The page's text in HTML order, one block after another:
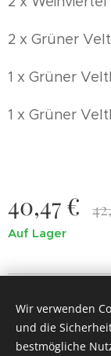
2 x Grüner
1 x Grüner
1 x Grüner
40,47 €
Auf Lager
Wir verwenden
und die
bestmögliche